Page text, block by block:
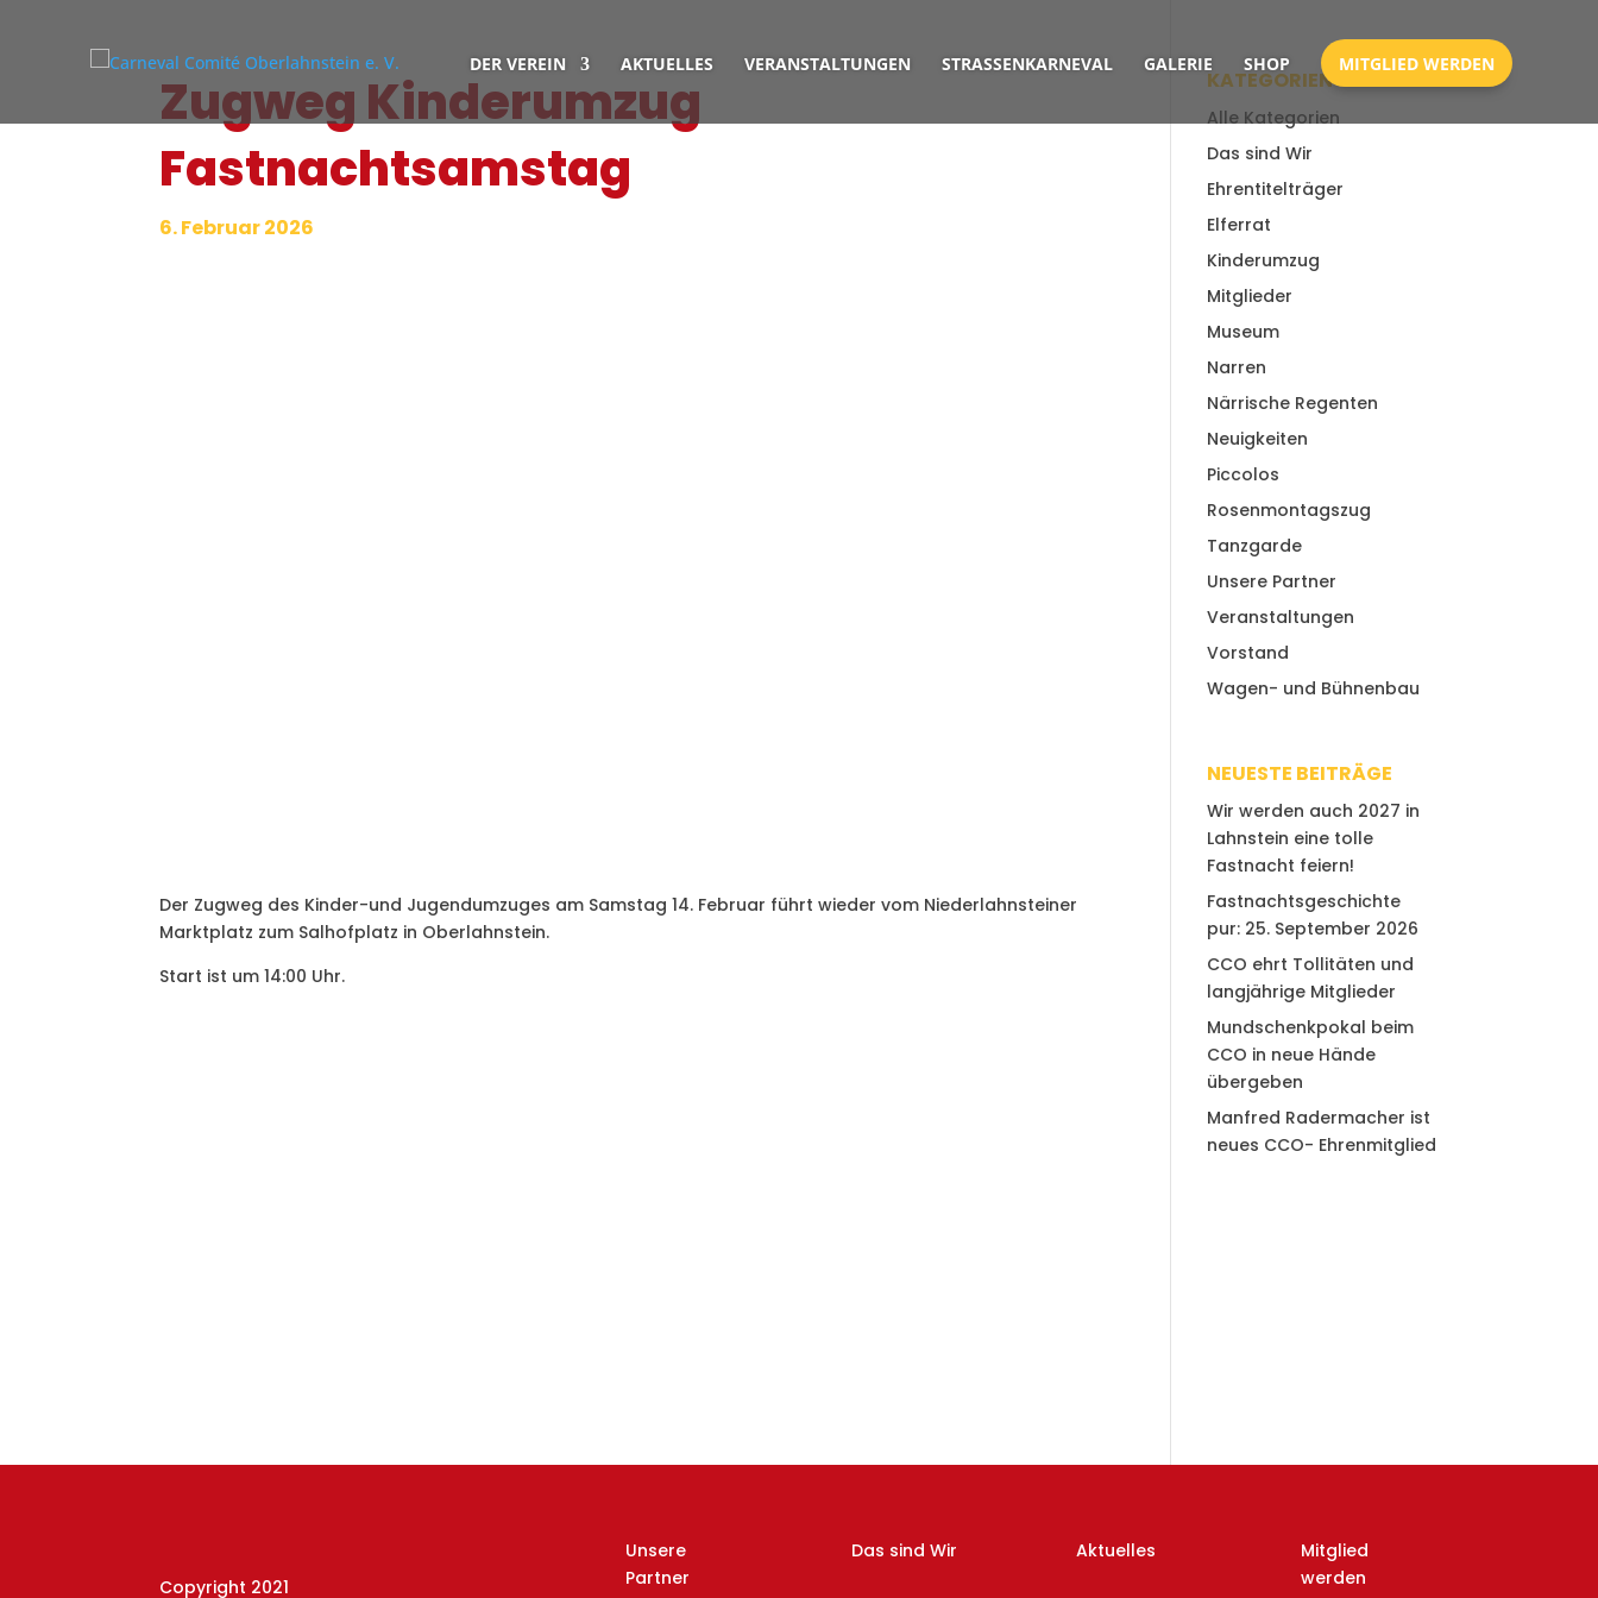
DER VEREIN AKTUELLES VERANSTALTUNGEN STRASSENKARNEVAL GALERIE SHOP MITGLIED WERDEN
Zugweg Kinderumzug
Fastnachtsamstag
6. Februar 2026
Der Zugweg des Kinder-und Jugendumzuges am Samstag 14. Februar führt wieder vom Niederlahnsteiner
Marktplatz zum Salhofplatz in Oberlahnstein.
Start ist um 14:00 Uhr.
KATEGORIEN
Alle Kategorien
Das sind Wir
Ehrentitelträger
Elferrat
Kinderumzug
Mitglieder
Museum
Narren
Närrische Regenten
Neuigkeiten
Piccolos
Rosenmontagszug
Tanzgarde
Unsere Partner
Veranstaltungen
Vorstand
Wagen- und Bühnenbau
NEUESTE BEITRÄGE
Wir werden auch 2027 in
Lahnstein eine tolle
Fastnacht feiern!
Fastnachtsgeschichte
pur: 25. September 2026
CCO ehrt Tollitäten und
langjährige Mitglieder
Mundschenkpokal beim
CCO in neue Hände
übergeben
Manfred Radermacher ist
neues CCO- Ehrenmitglied
Copyright 2021
Unsere
Partner
Das sind Wir Aktuelles
Mitglied
werden